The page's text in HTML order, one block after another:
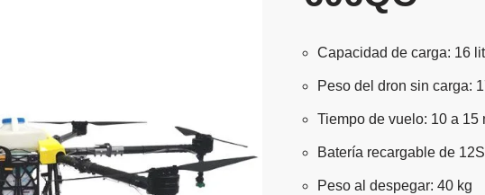
Capacidad de carga: 16
Peso del dron sin carga:
Tiempo de vuelo: 10 a 15
Batería recargable de
Peso al despegar: 40 kg